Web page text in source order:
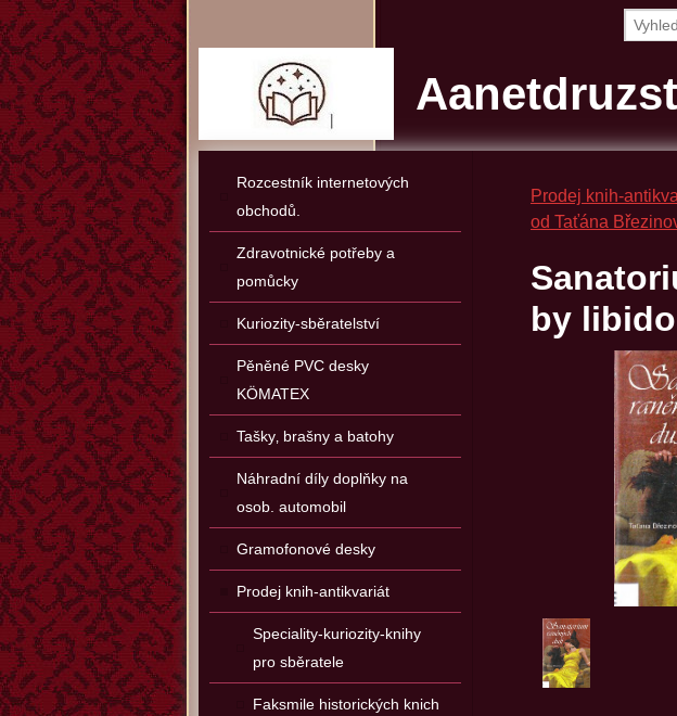
Prodej knih-
od Taťána
by
Rozcestník internetových
obchodů.
Zdravotnické potřeby a
pomůcky
Kuriozity-sběratelství
Pěněné PVC desky
KÖMATEX
Tašky‚ brašny a batohy
Náhradní díly doplňky na
osob. automobil
Gramofonové desky
Prodej knih-antikvariát
Speciality-kuriozity-knihy
pro sběratele
Faksmile historických knich